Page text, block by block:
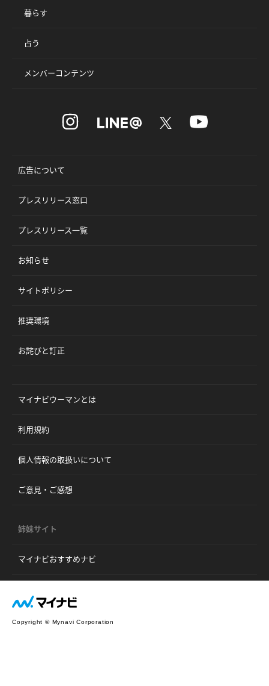
暮らす
占う
メンバーコンテンツ
広告について
プレスリリース窓口
プレスリリース一覧
お知らせ
サイトポリシー
推奨環境
お詫びと訂正
マイナビウーマンとは
利用規約
個人情報の取扱いについて
ご意見・ご感想
姉妹サイト
マイナビおすすめナビ
Copyright © Mynavi Corporation